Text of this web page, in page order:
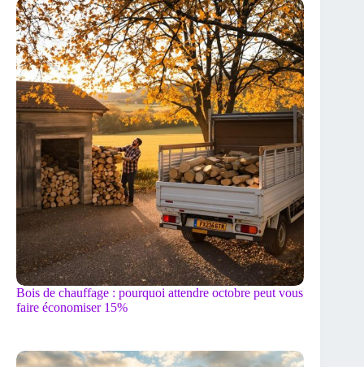
Bois de chauffage : pourquoi attendre octobre peut vous
faire économiser 15%